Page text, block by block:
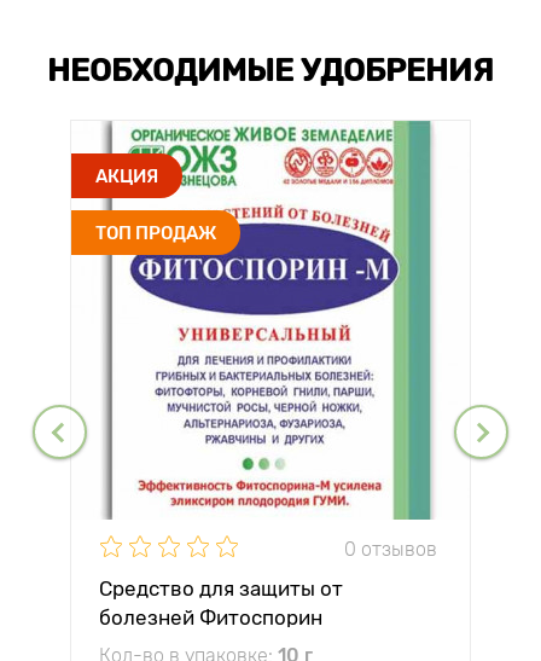
НЕОБХОДИМЫЕ УДОБРЕНИЯ
АКЦИЯ
ТОП ПРОДАЖ
0 отзывов
Средство для защиты от
болезней Фитоспорин
Кол-во в упаковке: 10 г